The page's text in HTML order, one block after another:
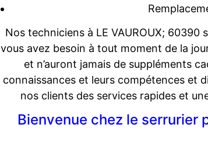
Nos techniciens à LE VAUROUX;
vous avez besoin à tout moment de la
et n’auront jamais de suppléments
connaissances et leurs compétences et
nos clients des services rapides et
Bienvenue chez le serrurier